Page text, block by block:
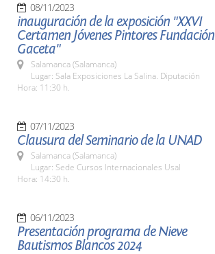
08/11/2023
inauguración de la exposición "XXVI
Certamen Jóvenes Pintores Fundación
Gaceta"
Salamanca (Salamanca)
Lugar: Sala Exposiciones La Salina. Diputación
Hora: 11:30 h.
07/11/2023
Clausura del Seminario de la UNAD
Salamanca (Salamanca)
Lugar: Sede Cursos Internacionales Usal
Hora: 14:30 h.
06/11/2023
Presentación programa de Nieve
Bautismos Blancos 2024